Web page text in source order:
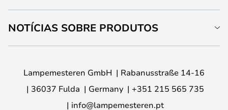
NOTÍCIAS SOBRE PRODUTOS
Lampemesteren GmbH
Rabanusstraße 14-16
36037 Fulda
Germany
+351 215 565 735
info@lampemesteren.pt